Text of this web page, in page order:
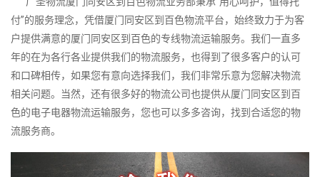
付”的服务理念，凭借厦门同安区到百色物流平台，始终致力于为客
户提供满意的厦门同安区到百色的专线物流运输服务。我们一直多
年的在为各行各业提供我们的物流服务，也得到了很多客户的认可
和口碑相传，如果您有意向选择我们，我们非常乐意为您解决物流
相关问题。当然，还有很多好的物流公司也提供从厦门同安区到百
色的电子电器物流运输服务，您也可以多多咨询，找到合适您的物
流服务商。